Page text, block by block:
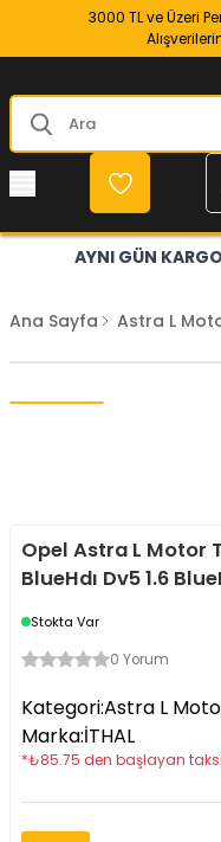
3000 TL ve Üzeri
AYNI GÜN KARGO
Ana Sayfa Astra L
Opel Astra L Motor
BlueHdı Dv5 1.6
Stokta Var
0 Yorum
Kategori:Astra L
Marka:İTHAL
*₺85.75 den başlayan